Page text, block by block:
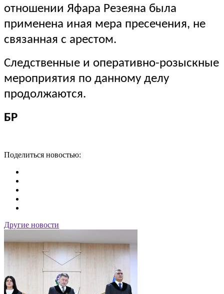
отношении Яфара Резеяна была
применена иная мера пресечения, не
связанная с арестом.
Следственные и оперативно-розыскные
мероприятия по данному делу
продолжаются.
БР
Поделиться новостью:
Другие новости